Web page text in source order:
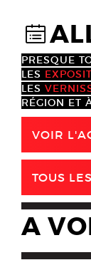
@
PRESQUE
LES
LES
RÉGION ET
VOIR
TOUS
A